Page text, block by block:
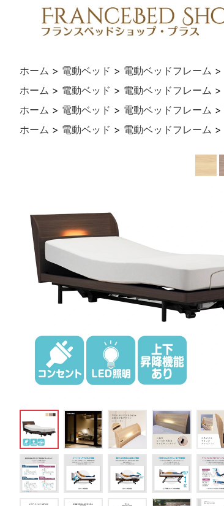
ホーム > 電動ベッド > 電動ベッドフレーム >
ホーム > 電動ベッド > 電動ベッドフレーム >
ホーム > 電動ベッド > 電動ベッドフレーム >
ホーム > 電動ベッド > 電動ベッドフレーム >